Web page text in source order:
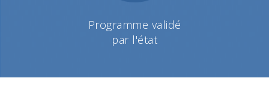
Programme validé
par l'état